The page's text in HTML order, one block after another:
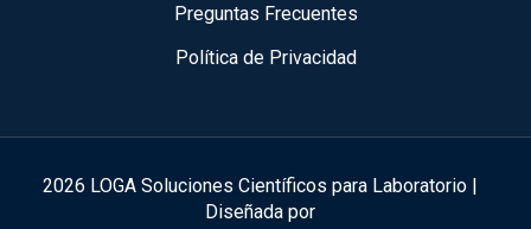
Preguntas Frecuentes
Política de Privacidad
2026 LOGA Soluciones Científicos para Laboratorio |
Diseñada por